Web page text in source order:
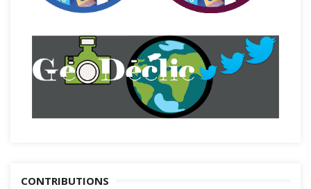
CONTRIBUTIONS